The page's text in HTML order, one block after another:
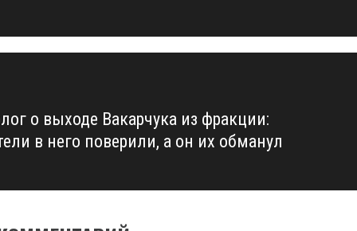
о выходе Вакарчука из фракции:
в него поверили, а он их обманул